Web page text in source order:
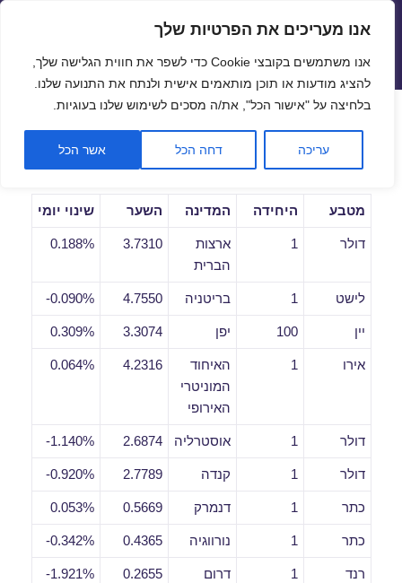
פתח
אנו מעריכים את הפרטיות שלך
אנו משתמשים בקובצי Cookie כדי לשפר את חווית הגלישה שלך,
להציג מודעות או תוכן מותאמים אישית ולנתח את התנועה שלנו.
בלחיצה על "אישור הכל", את/ה מסכים לשימוש שלנו בעוגיות.
עריכה דחה הכל אשר הכל
שערי חליפין יציגים – שער יציג
תפריטים
ווידג'טים
שערי חליפין יומיים לתאריך
06/12/2018
מטבע היחידה המדינה השער שינוי יומי
דולר 1
ארצות
הברית
3.7310
0.188%
לישט 1 בריטניה 4.7550
0.090%-
יין 100 יפן 3.3074
0.309%
אירו 1
האיחוד
המוניטרי
האירופי
4.2316
0.064%
דולר 1 אוסטרליה 2.6874
1.140%-
דולר 1 קנדה 2.7789
0.920%-
כתר 1 דנמרק 0.5669
0.053%
כתר 1 נורווגיה 0.4365
0.342%-
רנד 1
דרום
0.2655
1.921%-